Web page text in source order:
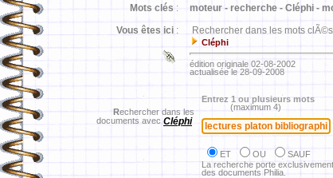
Mots clés : moteur - recherche - Cléphi -
Vous êtes ici : Rechercher dans les mots clÃ©s
Cléphi
édition originale 02-08-2002
actualisée le 28-09-2008
Rechercher dans les
documents avec Cléphi
Entrez 1 ou plusieurs mots
(maximum 4)
ET OU SAUF
La recherche porte
des documents Philia.